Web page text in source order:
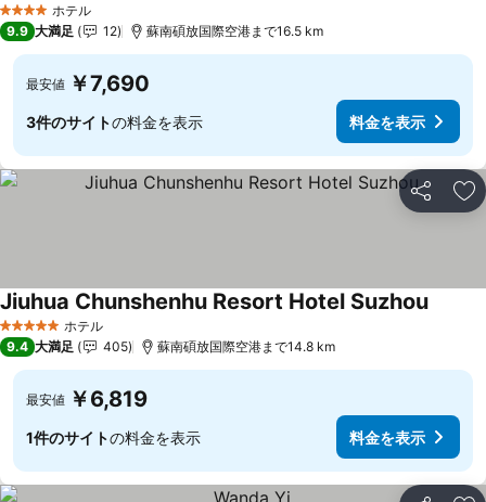
4 ホテルのランク
ホテル
9.9 大満足 12 蘇南碩放国際空港まで16.5 km
最安値 ￥7,690
3件のサイトの料金を表示 料金を表示
シェア お
5 ホテルのランク
ホテル
Jiuhua Chunshenhu Resort Hotel Suzhou
9.4 大満足 405 蘇南碩放国際空港まで14.8 km
最安値 ￥6,819
1件のサイトの料金を表示 料金を表示